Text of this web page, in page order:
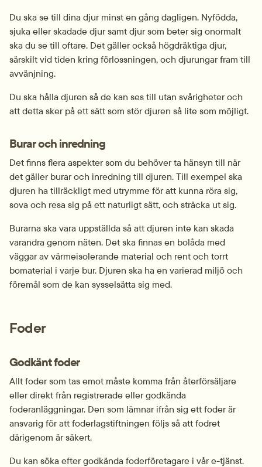
Du ska se till dina djur minst en gång dagligen. Nyfödda,
sjuka eller skadade djur samt djur som beter sig onormalt
ska du se till oftare. Det gäller också högdräktiga djur,
särskilt vid tiden kring förlossningen, och djurungar fram till
avvänjning.
Du ska hålla djuren så de kan ses till utan svårigheter och
att detta sker på ett sätt som stör djuren så lite som möjligt.
Burar och inredning
Det finns flera aspekter som du behöver ta hänsyn till när
det gäller burar och inredning till djuren. Till exempel ska
djuren ha tillräckligt med utrymme för att kunna röra sig,
sova och resa sig på ett naturligt sätt, och sträcka ut sig.
Burarna ska vara uppställda så att djuren inte kan skada
varandra genom näten. Det ska finnas en bolåda med
väggar av värmeisolerande material och rent och torrt
bomaterial i varje bur. Djuren ska ha en varierad miljö och
föremål som de kan sysselsätta sig med.
Foder
Godkänt foder
Allt foder som tas emot måste komma från återförsäljare
eller direkt från registrerade eller godkända
foderanläggningar. Den som lämnar ifrån sig ett foder är
ansvarig för att foderlagstiftningen följs så att fodret
därigenom är säkert.
Du kan söka efter godkända foderföretagare i vår e-tjänst.